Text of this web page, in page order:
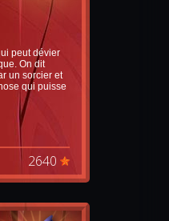
peut dévier
On dit
un sorcier et
qui puisse
2640